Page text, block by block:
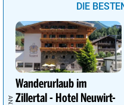
DIE
Wanderurlaub im
Zillertal - Hotel Neuwirt-